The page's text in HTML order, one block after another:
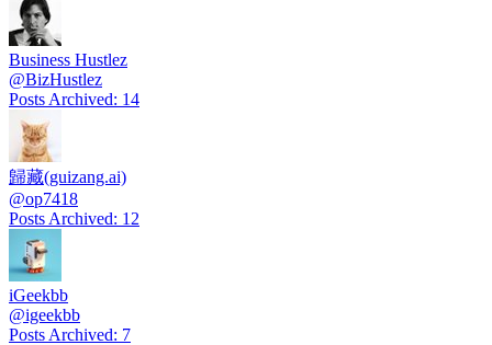
Business Hustlez
@BizHustlez
Posts Archived: 14
歸藏(guizang.ai)
@op7418
Posts Archived: 12
iGeekbb
@igeekbb
Posts Archived: 7